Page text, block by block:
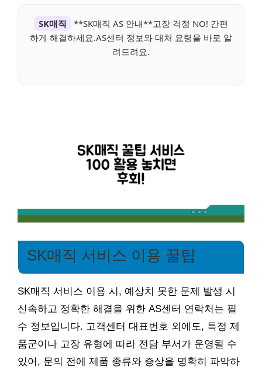
SK매직
**SK매직 AS 안내**고장 걱정 NO! 간편
하게 해결하세요.AS센터 정보와 대처 요령을 바로 알
려드려요.
SK매직 서비스 이용 꿀팁
SK매직 서비스 이용 시, 예상치 못한 문제 발생 시
신속하고 정확한 해결을 위한 AS센터 연락처는 필
수 정보입니다. 고객센터 대표번호 외에도, 특정 제
품군이나 고장 유형에 따라 전담 부서가 운영될 수
있어, 문의 전에 제품 종류와 증상을 명확히 파악하